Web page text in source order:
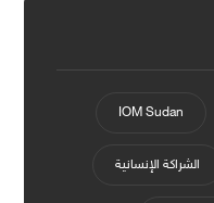
IOM Sudan
الشراكة الإنسانية